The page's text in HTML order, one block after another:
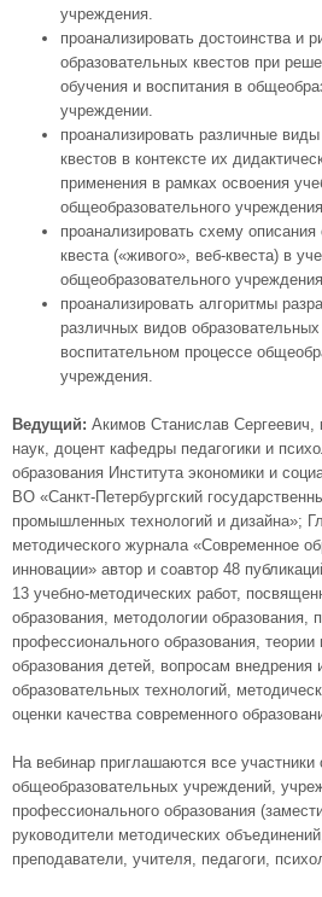
учреждения.
проанализировать достоинства и
образовательных квестов при
обучения и воспитания в
учреждении.
проанализировать различные
квестов в контексте их
применения в рамках освоения
общеобразовательного
проанализировать схему описания
квеста («живого», веб-квеста) в
общеобразовательного
проанализировать алгоритмы
различных видов
воспитательном процессе
учреждения.
Ведущий: Акимов Станислав Сергеевич,
наук, доцент кафедры педагогики и
образования Института экономики и
ВО «Санкт-Петербургский
промышленных технологий и дизайна»;
методического журнала «Современное
инновации» автор и соавтор 48
13 учебно-методических работ,
образования, методологии образования,
профессионального образования, теории
образования детей, вопросам внедрения
образовательных технологий,
оценки качества современного
На вебинар приглашаются все участники
общеобразовательных учреждений,
профессионального образования
руководители методических
преподаватели, учителя, педагоги,